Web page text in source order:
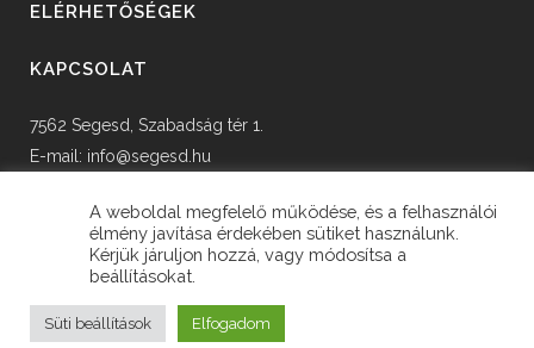
ELÉRHETŐSÉGEK
KAPCSOLAT
7562 Segesd, Szabadság tér 1.
E-mail: info@segesd.hu
© Copyright Segesd Község Önkormányzata
A weboldal megfelelő működése, és a felhasználói
élmény javítása érdekében sütiket használunk.
Kérjük járuljon hozzá, vagy módosítsa a
beállításokat.
Süti beállítások Elfogadom